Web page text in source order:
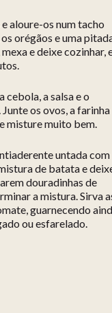
aloure-os num tacho
orégãos e uma
e deixe cozinhar,
cebola, a salsa e o
os ovos, a farinha
misture muito bem.
untada com
de batata e
douradinhas de
a mistura. Sirva
guarnecendo
ou esfarelado.